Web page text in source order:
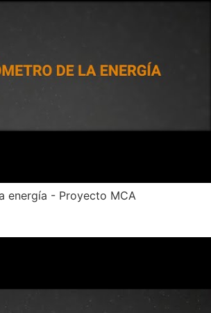
energía - Proyecto MCA